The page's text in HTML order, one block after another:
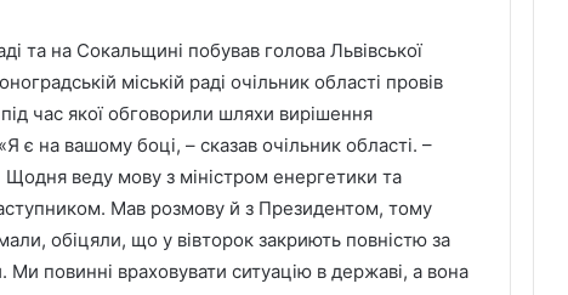
та на Сокальщині побував голова Львівської
міській раді очільник області провів
час якої обговорили шляхи вирішення
є на вашому боці, – сказав очільник області. –
веду мову з міністром енергетики та
Мав розмову й з Президентом, тому
обіцяли, що у вівторок закриють повністю за
Ми повинні враховувати ситуацію в державі, а вона